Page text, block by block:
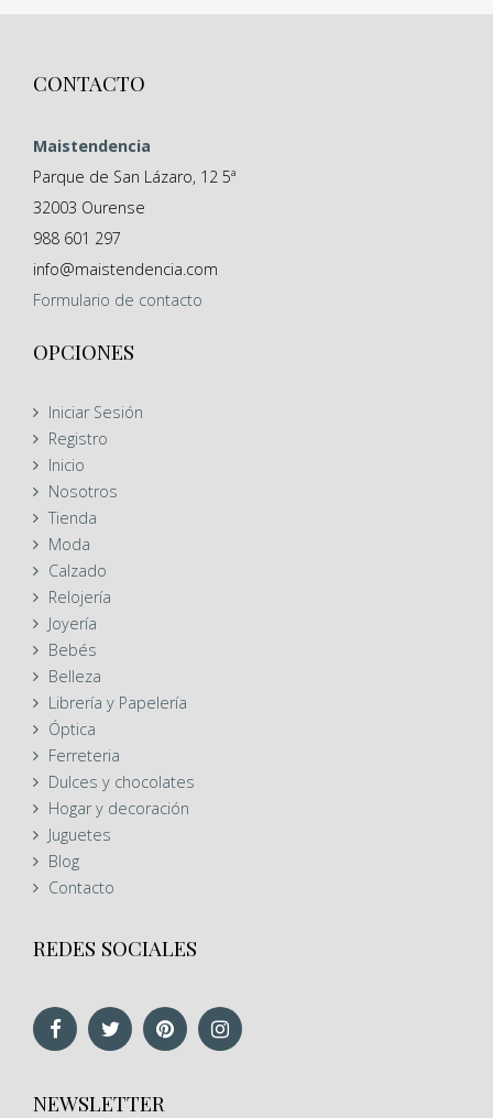
CONTACTO
Maistendencia
Parque de San Lázaro, 12 5ª
32003 Ourense
988 601 297
info@maistendencia.com
Formulario de contacto
OPCIONES
Iniciar Sesión
Registro
Inicio
Nosotros
Tienda
Moda
Calzado
Relojería
Joyería
Bebés
Belleza
Librería y Papelería
Óptica
Ferreteria
Dulces y chocolates
Hogar y decoración
Juguetes
Blog
Contacto
REDES SOCIALES
NEWSLETTER